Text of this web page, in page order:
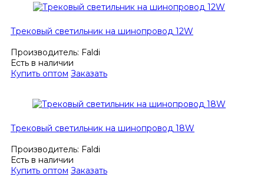
Трековый светильник на шинопровод 12W
Производитель: Faldi
Есть в наличии
Купить оптом Заказать
Трековый светильник на шинопровод 18W
Производитель: Faldi
Есть в наличии
Купить оптом Заказать